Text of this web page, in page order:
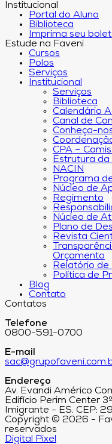
Institucional
Portal do Aluno
Biblioteca
Imprima seu
Estude na Faveni
Cursos
Polos
Serviços
Institucional
Serviços
Biblioteca
Calendário
Canal de
Conheça-
CPA –
Estrutura da
NACIN
Programa
Núcleo de
Regimento
Núcleo de
Plano de
Revista
Orçamento
Relatório de
Política de
Blog
Contato
Contatos
Telefone
0800-591-0700
E-mail
Endereço
Av. Evandi Américo
Edifício Perim Center
Imigrante - ES. CEP:
Copyright © 2026 -
reservados
Digital Pixel